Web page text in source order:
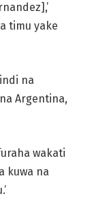
timu yake
na
Argentina,
wakati
kuwa na